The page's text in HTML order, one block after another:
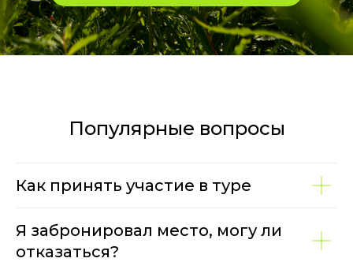
Популярные вопросы
Как принять участие в туре
Я забронировал место, могу ли
отказаться?